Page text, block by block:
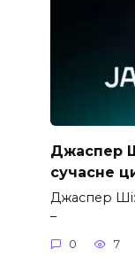
Джаспер
сучасне
Джаспер
–
0 7